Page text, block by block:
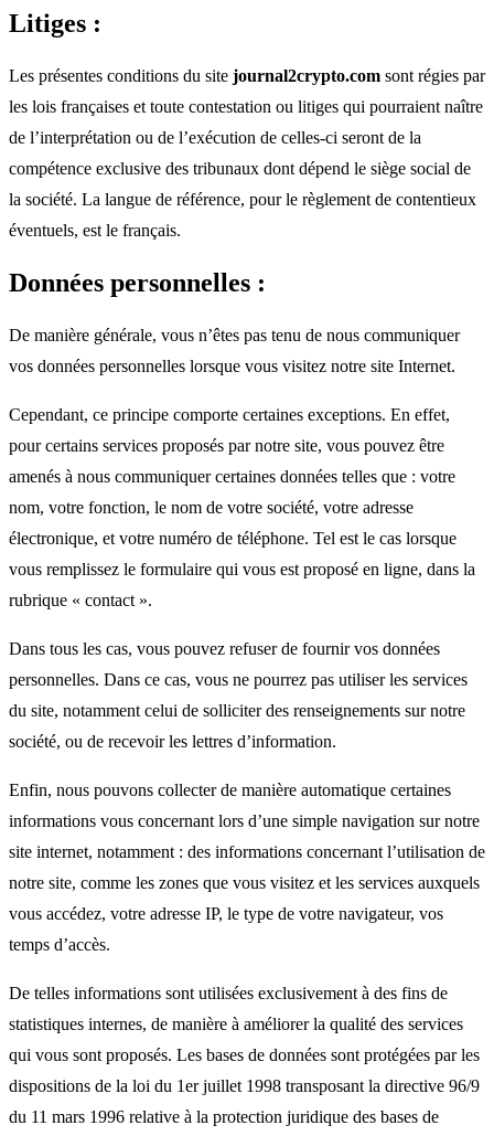
Litiges :
Les présentes conditions du site journal2crypto.com sont régies par
les lois françaises et toute contestation ou litiges qui pourraient naître
de l’interprétation ou de l’exécution de celles-ci seront de la
compétence exclusive des tribunaux dont dépend le siège social de
la société. La langue de référence, pour le règlement de contentieux
éventuels, est le français.
Données personnelles :
De manière générale, vous n’êtes pas tenu de nous communiquer
vos données personnelles lorsque vous visitez notre site Internet.
Cependant, ce principe comporte certaines exceptions. En effet,
pour certains services proposés par notre site, vous pouvez être
amenés à nous communiquer certaines données telles que : votre
nom, votre fonction, le nom de votre société, votre adresse
électronique, et votre numéro de téléphone. Tel est le cas lorsque
vous remplissez le formulaire qui vous est proposé en ligne, dans la
rubrique « contact ».
Dans tous les cas, vous pouvez refuser de fournir vos données
personnelles. Dans ce cas, vous ne pourrez pas utiliser les services
du site, notamment celui de solliciter des renseignements sur notre
société, ou de recevoir les lettres d’information.
Enfin, nous pouvons collecter de manière automatique certaines
informations vous concernant lors d’une simple navigation sur notre
site internet, notamment : des informations concernant l’utilisation de
notre site, comme les zones que vous visitez et les services auxquels
vous accédez, votre adresse IP, le type de votre navigateur, vos
temps d’accès.
De telles informations sont utilisées exclusivement à des fins de
statistiques internes, de manière à améliorer la qualité des services
qui vous sont proposés. Les bases de données sont protégées par les
dispositions de la loi du 1er juillet 1998 transposant la directive 96/9
du 11 mars 1996 relative à la protection juridique des bases de